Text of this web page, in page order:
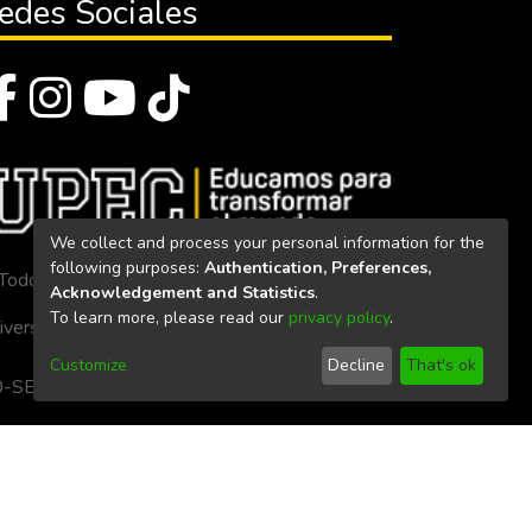
Sociales
los derechos reservados 2023
Politécnica Estatal del Carchi
SE-33-CACES-2020
We collect and process your personal information for the
following purposes: Authentication, Preferences,
Acknowledgement and Statistics.
To learn more, please read our privacy policy.
Customize Decline That's ok